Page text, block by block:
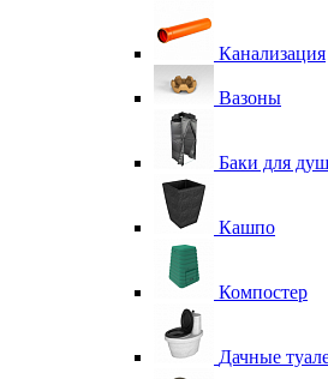
Канализация
Вазоны
Баки для
Кашпо
Компостер
Дачные